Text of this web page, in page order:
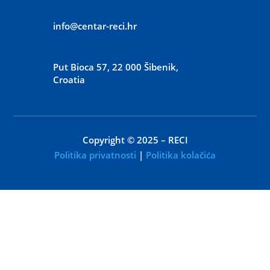
info@centar-reci.hr
Put Bioca 57, 22 000 Šibenik,
Croatia
Copyright © 2025 – RECI
Politika privatnosti | Politika kolačića